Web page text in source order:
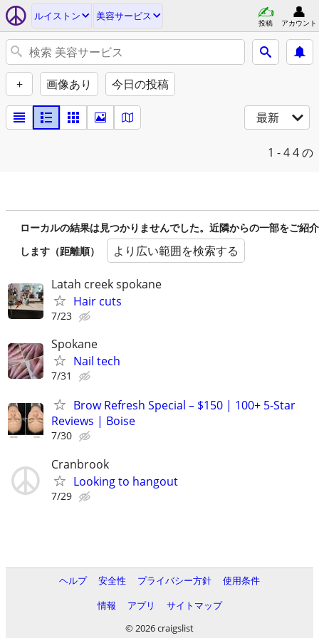
ルイストン 美容サービス
投稿 アカウント
+ 画像あり 今日の投稿
最新
1 - 44 の
ローカルの結果は見つかりませんでした。近隣からの一部をご紹介
します（距離順）
より広い範囲を検索する
Latah creek spokane
Hair cuts
7/23
Spokane
Nail tech
7/31
Brow Refresh Special – $150 | 100+ 5-Star
Reviews | Boise
7/30
Cranbrook
Looking to hangout
7/29
ヘルプ 安全性 プライバシー方針
使用条件
情報
アプリ
サイトマップ
© 2026 craigslist